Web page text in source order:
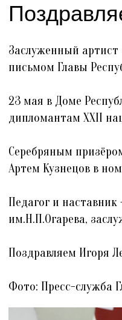
Заслуженный
письмом Главы
23 мая в Доме
дипломантам XXII
Серебряным
Артем Кузнецов в
Педагог и
им.Н.П.Огарева,
Поздравляем Игоря
Фото: Пресс-служба